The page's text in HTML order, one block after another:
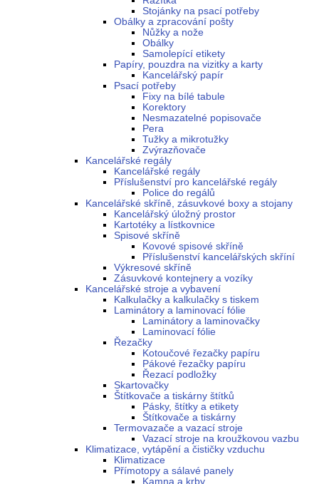
Stojánky na psací potřeby
Obálky a zpracování pošty
Nůžky a nože
Obálky
Samolepící etikety
Papíry, pouzdra na vizitky a karty
Kancelářský papír
Psací potřeby
Fixy na bílé tabule
Korektory
Nesmazatelné popisovače
Pera
Tužky a mikrotužky
Zvýrazňovače
Kancelářské regály
Kancelářské regály
Příslušenství pro kancelářské regály
Police do regálů
Kancelářské skříně, zásuvkové boxy a stojany
Kancelářský úložný prostor
Kartotéky a lístkovnice
Spisové skříně
Kovové spisové skříně
Příslušenství kancelářských skříní
Výkresové skříně
Zásuvkové kontejnery a vozíky
Kancelářské stroje a vybavení
Kalkulačky a kalkulačky s tiskem
Laminátory a laminovací fólie
Laminátory a laminovačky
Laminovací fólie
Řezačky
Kotoučové řezačky papíru
Pákové řezačky papíru
Řezací podložky
Skartovačky
Štítkovače a tiskárny štítků
Pásky, štítky a etikety
Štítkovače a tiskárny
Termovazače a vazací stroje
Vazací stroje na kroužkovou vazbu
Klimatizace, vytápění a čističky vzduchu
Klimatizace
Přímotopy a sálavé panely
Kamna a krby